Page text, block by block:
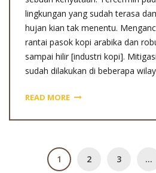
lingkungan yang sudah terasa
hujan kian tak menentu.
rantai pasok kopi arabika dan
sampai hilir [industri kopi].
sudah dilakukan di beberapa
READ MORE
1 2 3 …